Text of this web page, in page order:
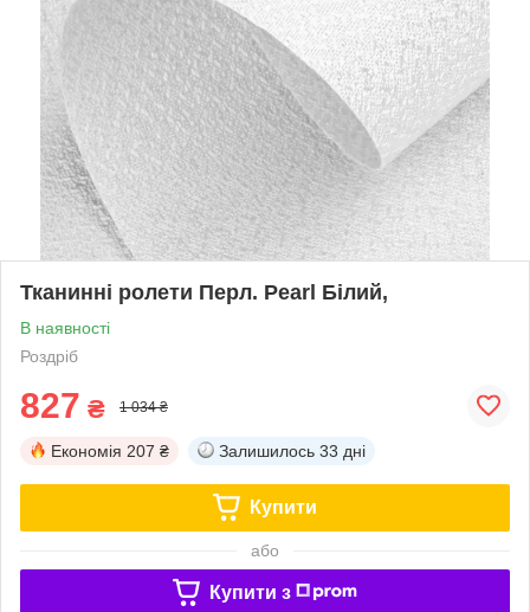
Тканинні ролети Перл. Pearl Білий,
В наявності
Роздріб
827 ₴ 1 034 ₴
Економія 207 ₴ Залишилось 33 дні
Купити
або
Купити з